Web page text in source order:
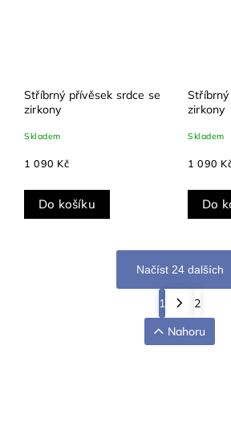
Stříbrný přívěsek srdce se
zirkony
Skladem
1 090 Kč
Do košíku
zirkony
Skladem
1 090
Do
Načíst 24 dalších
1
2
Nahoru